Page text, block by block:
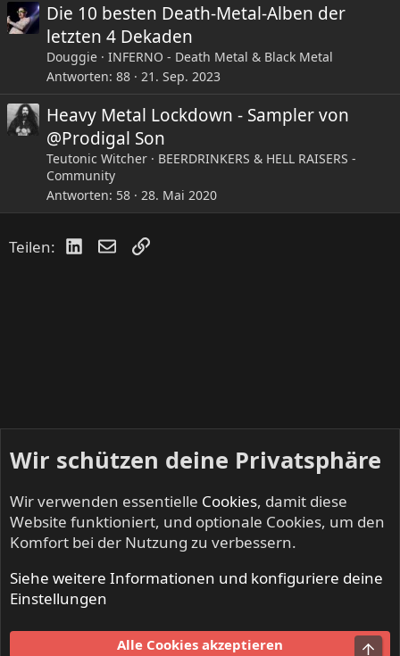
Die 10 besten Death-Metal-Alben der
letzten 4 Dekaden
Douggie
INFERNO - Death Metal & Black Metal
Antworten 88 21. Sep. 2023
Heavy Metal Lockdown - Sampler von
@Prodigal Son
Teutonic Witcher
BEERDRINKERS & HELL RAISERS -
Community
Antworten 58 28. Mai 2020
Teilen: LinkedIn
E-MailLink
FAST AND LOOSE - Speed Metal & Thrash Metal
Nutzungsbedingungen Datenschutz
Wir schützen deine Privatsphäre
Wir verwenden essentielle Cookies, damit diese
Website funktioniert, und optionale Cookies, um den
Komfort bei der Nutzung zu verbessern.
Siehe weitere Informationen und konfiguriere deine
Einstellungen
Alle Cookies akzeptieren